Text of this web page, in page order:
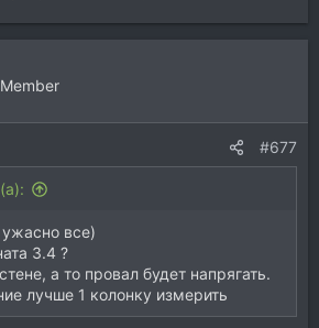
#677
все)
3.4 ?
а то провал будет напрягать.
лучше 1 колонку измерить